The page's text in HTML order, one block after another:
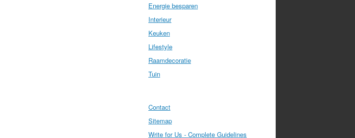
Energie besparen
Interieur
Keuken
Lifestyle
Raamdecoratie
Tuin
Contact
Sitemap
Write for Us - Complete Guidelines